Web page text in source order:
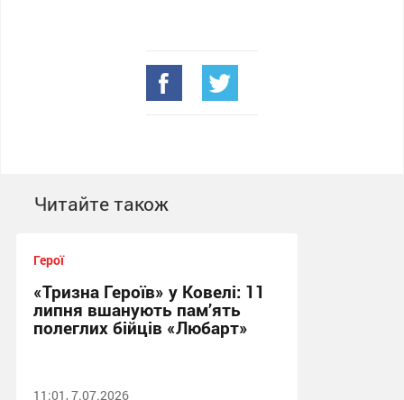
Читайте також
Герої
«Тризна Героїв» у Ковелі: 11
липня вшанують пам’ять
полеглих бійців «Любарт»
11:01, 7.07.2026